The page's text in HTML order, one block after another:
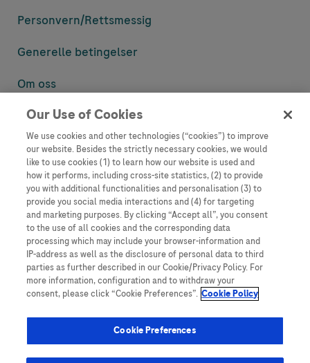
Personvern/Rettsmessig
Generelle betingelser
Om oss
Denne nettsiden inneholder informasjon som er målsatt til en stor
informasjon som ellers ikke er tilgjengelig eller gyldig i ditt land.
Vennligst vær oppmerksom på at vi ikke tar noe ansvar for tilgang til
informasjon som muligens ikke er i samsvar med noen gyldig juridisk
prosess, regulering, registrering eller bruk i bostedslandet ditt.
Roche har ikke alltid mulighet til å kvalitetssikre andres innlegg, men
vil fjerne villedende eller upassende innlegg så langt det lar seg gjøre.
Vi har ikke ansvar for innhold på eksterne nettsider som det lenkes til.
Kopiering av materiale fra dette nettstedet for bruk annet sted er ikke
tillatt uten avtale. Nettstedet selger plass til annonsører, og slikt
innhold er merket.
Dette nettstedet er ikke beregnet for å rapportere bivirkninger eller
hendelse, se www.accu-chek.no.
© 2025, Roche. Alle rettigheter forbeholdt.
Our Use of Cookies
We use cookies and other technologies (“cookies”) to improve
our website. Besides the strictly necessary cookies, we would
like to use cookies (1) to learn how our website is used and
how it performs, including cross-site statistics, (2) to provide
you with additional functionalities and personalisation (3) to
provide you social media interactions and (4) for targeting
and marketing purposes. By clicking “Accept all”, you consent
to the use of all cookies and the corresponding data
processing which may include your browser-information and
IP-address as well as the disclosure of personal data to third
parties as further described in our Cookie/Privacy Policy. For
more information, configuration and to withdraw your
consent, please click “Cookie Preferences”. Cookie Policy
Cookie Preferences